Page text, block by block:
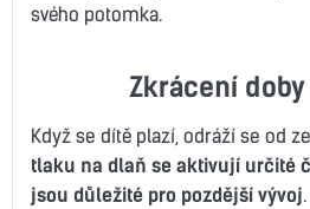
svého potomka.
Zkrácení
Když se dítě plazí, odráží se od
tlaku na dlaň se aktivují určité
jsou důležité pro pozdější vývoj